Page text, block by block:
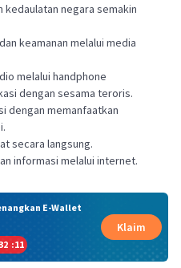
negara semakin
keamanan melalui media
melalui handphone
dengan sesama teroris.
dengan memanfaatkan
secara langsung.
informasi melalui internet.
E-Wallet
:11
Klaim